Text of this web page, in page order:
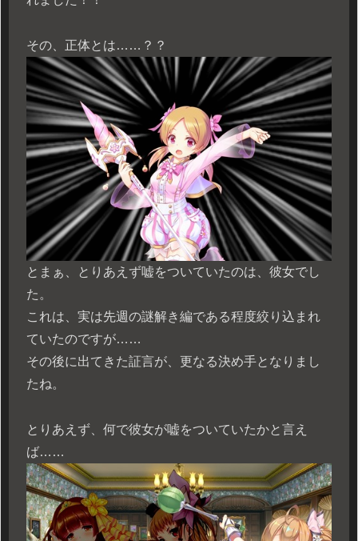
その、正体とは……？？
とまぁ、とりあえず嘘をついていたのは、彼女でし
た。
これは、実は先週の謎解き編である程度絞り込まれ
ていたのですが……
その後に出てきた証言が、更なる決め手となりまし
たね。
とりあえず、何で彼女が嘘をついていたかと言え
ば……